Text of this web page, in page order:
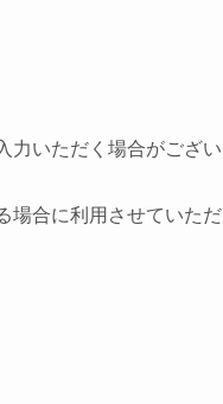
力いただく場合がござい
場合に利用させていただ